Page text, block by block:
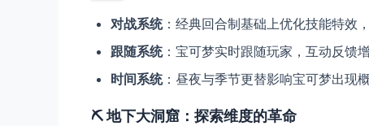
​对战系统​：经典回合制基础上优化技能特效
​跟随系统​：宝可梦实时跟随玩家，互动反馈
​时间系统​：昼夜与季节更替影响宝可梦出现
⛏️ ​​地下大洞窟：探索维度的革命​